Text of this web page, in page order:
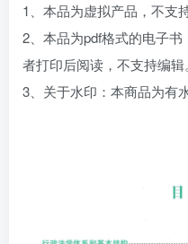
1、本品为虚拟产品，不支
2、本品为pdf格式的电子
者打印后阅读，不支持编辑。
3、关于水印：本商品为有